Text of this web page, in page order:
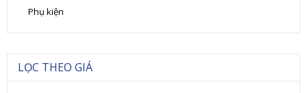
Phụ kiện
LỌC THEO GIÁ